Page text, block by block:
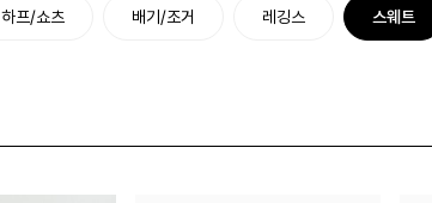
하프/쇼츠 배기/조거 레깅스 스웨트